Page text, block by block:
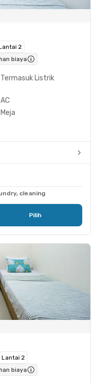
2
biaya
Termasuk Listrik
AC
Meja
cleaning
Pilih
Lantai 2
biaya